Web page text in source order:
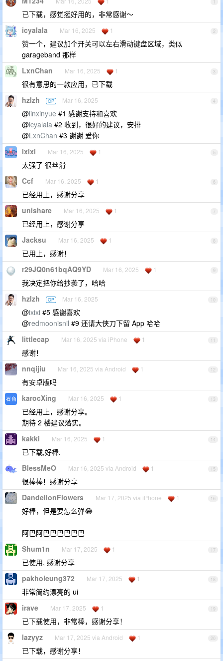
1
已下载，感觉挺好用的，非常感谢～
2
icyalala Mar 16, 2025 1
赞一个，建议加个开关可以左右滑动键盘区域，类似
garageband 那样
3
LxnChan Mar 16, 2025 1
很有意思的一款应用，已下载
4
hzlzh OP Mar 16, 2025
@linxinyue #1 感谢支持和喜欢
@icyalala #2 收到，很好的建议，安排
@LxnChan #3 谢谢 爱你
5
ixixi Mar 16, 2025 1
太强了 很丝滑
6
Ccf Mar 16, 2025 1
已经用上，感谢分享
7
unishare Mar 16, 2025 1
已经用上，感谢分享
8
Jacksu Mar 16, 2025 1
已用上，感谢！
9
r29JQ0n61bqAQ9YD Mar 16, 2025 1
我决定把你给抄袭了，哈哈
10
hzlzh OP Mar 16, 2025
@ixixi #5 感谢喜欢
@redmoonisnil #9 还请大侠刀下留 App 哈哈
11
littlecap Mar 16, 2025 via iPhone 1
感谢！
12
nnqijiu Mar 16, 2025 via Android 1
有安卓版吗
13
karocXing Mar 16, 2025 1
已经用上，感谢分享。
期待 2 楼建议落实。
14
kakki Mar 16, 2025 1
已下载,好棒.
15
BlessMeO Mar 16, 2025 via Android 1
很棒棒！感谢分享
16
DandelionFlowers Mar 17, 2025 via iPhone 1
好棒，但是要怎么弹😂
阿巴阿巴巴巴巴巴巴
17
Shum1n Mar 17, 2025 1
已使用, 感谢分享
18
pakholeung372 Mar 17, 2025 1
非常简约漂亮的 ui
19
irave Mar 17, 2025 1
已下载使用，非常棒，感谢分享！
20
lazyyz Mar 17, 2025 via Android 1
已下载，感谢分享！